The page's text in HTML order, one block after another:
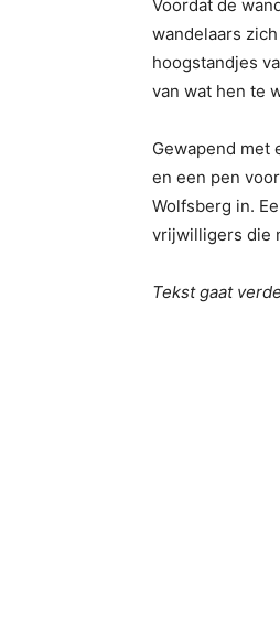
Voordat de
wandelaars
hoogstandjes
van wat hen te
Gewapend met
en een pen
Wolfsberg in.
vrijwilligers die
Tekst gaat